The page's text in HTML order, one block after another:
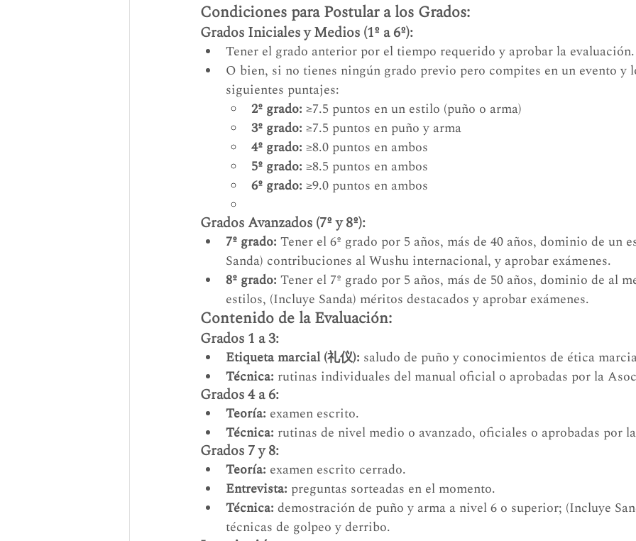
Condiciones para Postular a los Grados:
Grados Iniciales y Medios (1º a 6º):
Tener el grado anterior por el tiempo requerido y aprobar la evaluación.
O bien, si no tienes ningún grado previo pero compites en un evento y
siguientes puntajes:
2º grado: ≥7.5 puntos en un estilo (puño o arma)
3º grado: ≥7.5 puntos en puño y arma
4º grado: ≥8.0 puntos en ambos
5º grado: ≥8.5 puntos en ambos
6º grado: ≥9.0 puntos en ambos
Grados Avanzados (7º y 8º):
7º grado: Tener el 6º grado por 5 años, más de 40 años, dominio de un
Sanda) contribuciones al Wushu internacional, y aprobar exámenes.
8º grado: Tener el 7º grado por 5 años, más de 50 años, dominio de al
estilos, (Incluye Sanda) méritos destacados y aprobar exámenes.
Contenido de la Evaluación:
Grados 1 a 3:
Etiqueta marcial (礼仪): saludo de puño y conocimientos de ética
Técnica: rutinas individuales del manual oficial o aprobadas por la
Grados 4 a 6:
Teoría: examen escrito.
Técnica: rutinas de nivel medio o avanzado, oficiales o aprobadas por
Grados 7 y 8:
Teoría: examen escrito cerrado.
Entrevista: preguntas sorteadas en el momento.
Técnica: demostración de puño y arma a nivel 6 o superior; (Incluye
técnicas de golpeo y derribo.